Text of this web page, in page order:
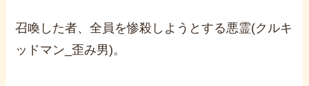
召喚した者、全員を惨殺しようとする悪霊(クルキ
ッドマン _歪み男)。